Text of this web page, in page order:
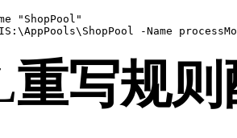
"ShopPool"
-Name
重写规则